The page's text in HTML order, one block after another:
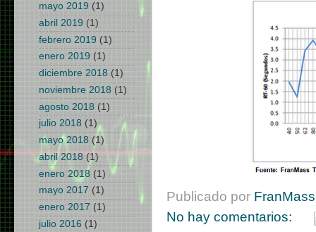
Publicado por
No hay comentarios:
mayo 2019 (1)
abril 2019 (1)
febrero 2019 (1)
enero 2019 (1)
diciembre 2018 (1)
noviembre 2018 (1)
agosto 2018 (1)
julio 2018 (1)
mayo 2018 (1)
abril 2018(1)
enero 2018 (1)
mayo 2017 (1)
enero 2017 (1)
julio 2016 (1)